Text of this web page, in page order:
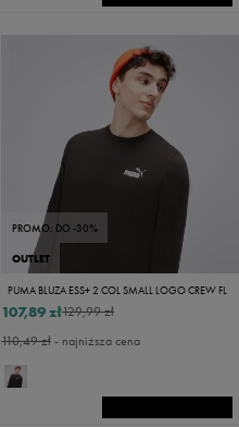
PROMO: DO -30%
OUTLET
PUMA BLUZA ESS+ 2 COL SMALL LOGO CREW FL
129,99 zł
107,89 zł
110,49 zł- najniższa cena